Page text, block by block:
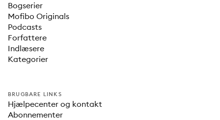
Bogserier
Mofibo Originals
Podcasts
Forfattere
Indlæsere
Kategorier
BRUGBARE LINKS
Hjælpecenter og kontakt
Abonnementer